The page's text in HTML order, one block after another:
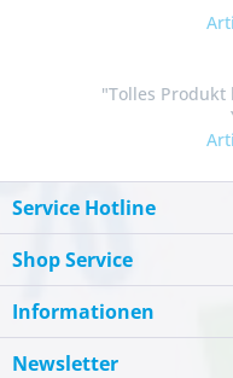
"Tolles Produkt
Service Hotline
Shop Service
Informationen
Newsletter